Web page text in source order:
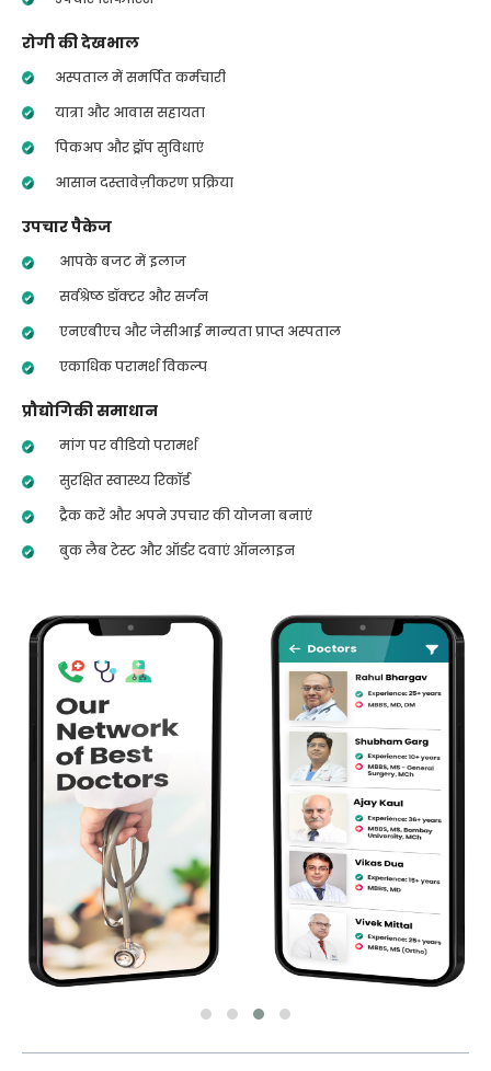
रोगी की देखभाल
अस्पताल में समर्पित कर्मचारी
यात्रा और आवास सहायता
पिकअप और ड्रॉप सुविधाएं
आसान दस्तावेज़ीकरण प्रक्रिया
उपचार पैकेज
आपके बजट में इलाज
सर्वश्रेष्ठ डॉक्टर और सर्जन
एनएबीएच और जेसीआई मान्यता प्राप्त अस्पताल
एकाधिक परामर्श विकल्प
प्रौद्योगिकी समाधान
मांग पर वीडियो परामर्श
सुरक्षित स्वास्थ्य रिकॉर्ड
ट्रैक करें और अपने उपचार की योजना बनाएं
बुक लैब टेस्ट और ऑर्डर दवाएं ऑनलाइन